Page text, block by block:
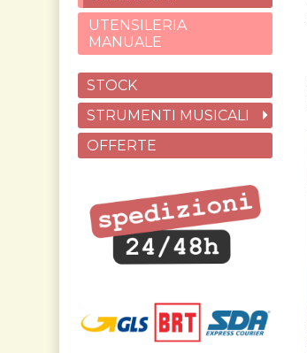
UTENSILERIA
MANUALE
STOCK
STRUMENTI MUSICALI
OFFERTE